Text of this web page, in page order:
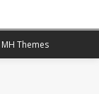
MH Themes